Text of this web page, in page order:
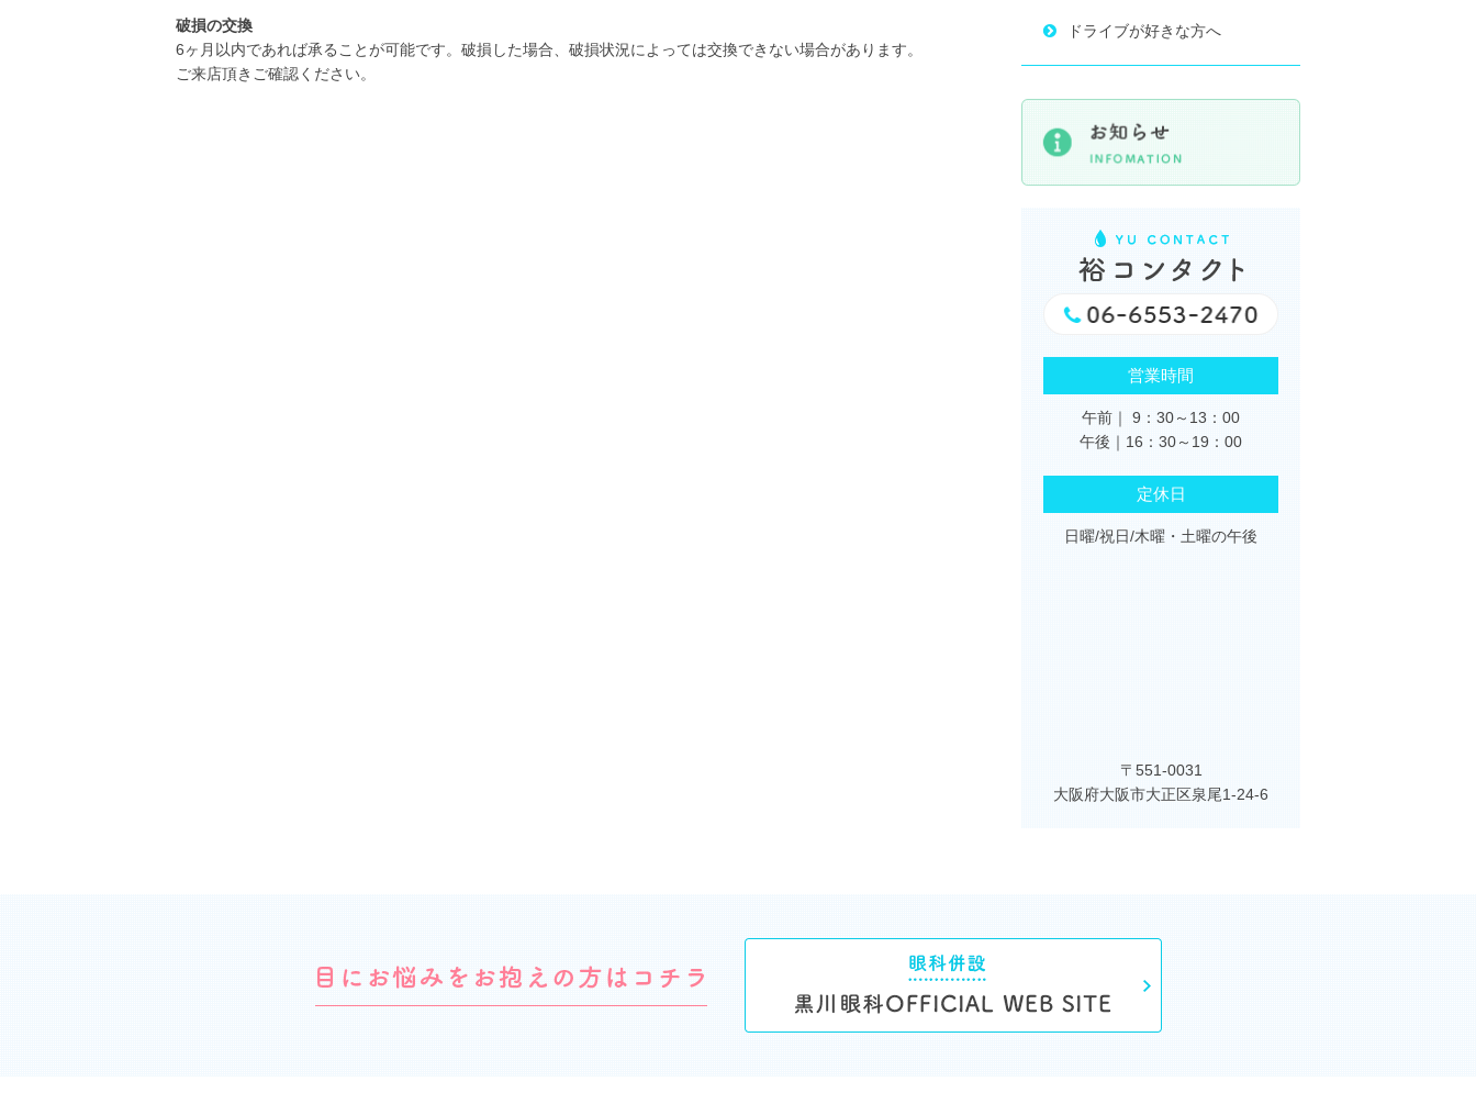
破損の交換
6ヶ月以内であれば承ることが可能です。破損した場合、破損状況によっては交換できない場合があります。
ご来店頂きご確認ください。
ドライブが好きな方へ
営業時間
午前｜ 9：30～13：00
午後｜16：30～19：00
定休日
日曜/祝日/木曜・土曜の午後
〒551-0031
大阪府大阪市大正区泉尾1-24-6